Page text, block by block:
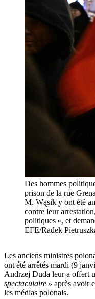
Des hommes
prison de la rue
M. Wąsik y ont été
contre leur
politiques », et
EFE/Radek
Les anciens ministres
ont été arrêtés mardi (9
Andrzej Duda leur a offert
spectaculaire » après avoir
les médias polonais.